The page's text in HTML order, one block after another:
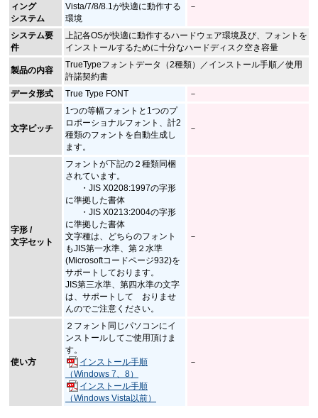
ィング
システム
Vista/7/8/8.1が快適に動作する
環境
－
システム要
件
上記各OSが快適に動作するハードウェア環境及び、フォントを
インストールするために十分なハードディスク空き容量
製品の内容
TrueTypeフォントデータ（2種類）／インストール手順／使用
許諾契約書
データ形式
True Type FONT －
文字ピッチ
1つの等幅フォントと1つのプ
ロポーショナルフォント、計2
種類のフォントを自動生成し
ます。
－
字形 /
文字セット
フォントが下記の２種類同梱
されています。
・JIS X0208:1997の字形
に準拠した書体
・JIS X0213:2004の字形
に準拠した書体
文字種は、どちらのフォント
もJIS第一水準、第２水準
(Microsoftコードページ932)を
サポートしております。
JIS第三水準、第四水準の文字
は、サポートして おりませ
んのでご注意ください。
－
使い方
２フォント同じパソコンにイ
ンストールしてご使用頂けま
す。
インストール手順
（Windows 7、8）
インストール手順
（Windows Vista以前）
－